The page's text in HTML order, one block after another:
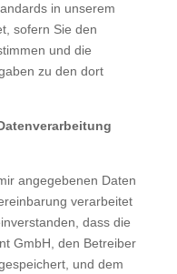
in unserem
sofern Sie den
und die
zu den dort
angegebenen Daten
verarbeitet
dass die
GmbH, den Betreiber
und dem